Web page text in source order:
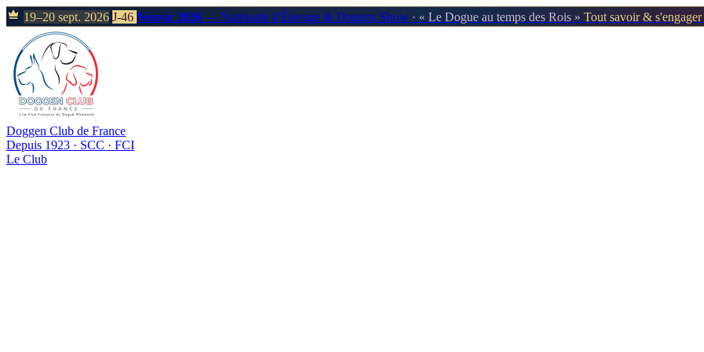
19–20 sept. 2026 J-46 Neuvic 2026 — Nationale d'Élevage & Doggen Show · « Le Dogue au temps des Rois » Tout savoir &
Doggen Club de France
Depuis 1923 · SCC · FCI
Le Club